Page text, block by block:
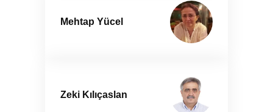
Mehtap Yücel
Zeki Kılıçaslan